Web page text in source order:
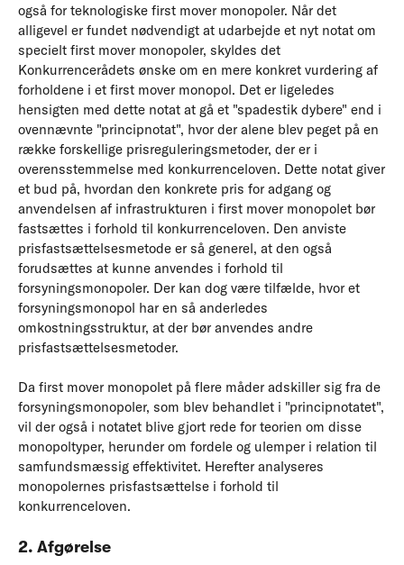
også for teknologiske first mover monopoler. Når det
alligevel er fundet nødvendigt at udarbejde et nyt notat om
specielt first mover monopoler, skyldes det
Konkurrencerådets ønske om en mere konkret vurdering af
forholdene i et first mover monopol. Det er ligeledes
hensigten med dette notat at gå et "spadestik dybere" end i
ovennævnte "principnotat", hvor der alene blev peget på en
række forskellige prisreguleringsmetoder, der er i
overensstemmelse med konkurrenceloven. Dette notat giver
et bud på, hvordan den konkrete pris for adgang og
anvendelsen af infrastrukturen i first mover monopolet bør
fastsættes i forhold til konkurrenceloven. Den anviste
prisfastsættelsesmetode er så generel, at den også
forudsættes at kunne anvendes i forhold til
forsyningsmonopoler. Der kan dog være tilfælde, hvor et
forsyningsmonopol har en så anderledes
omkostningsstruktur, at der bør anvendes andre
prisfastsættelsesmetoder.
Da first mover monopolet på flere måder adskiller sig fra de
forsyningsmonopoler, som blev behandlet i "principnotatet",
vil der også i notatet blive gjort rede for teorien om disse
monopoltyper, herunder om fordele og ulemper i relation til
samfundsmæssig effektivitet. Herefter analyseres
monopolernes prisfastsættelse i forhold til
konkurrenceloven.
2. Afgørelse